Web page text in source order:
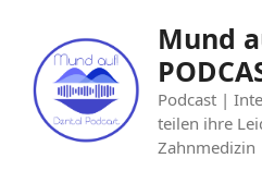
Mund
Podcast |
teilen ihre
Zahnmedizin